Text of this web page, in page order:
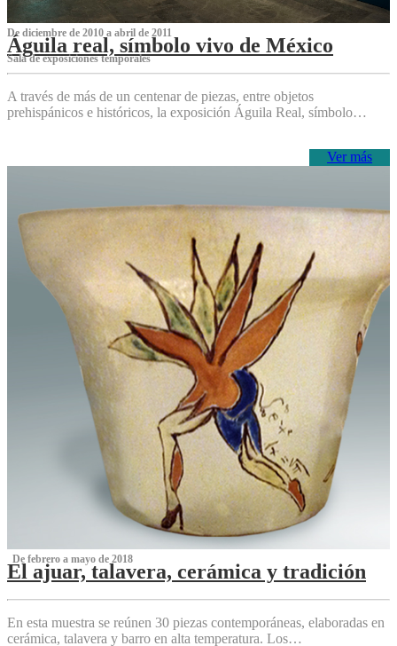
De diciembre de 2010 a abril de 2011
Águila real, símbolo vivo de México
Sala de exposiciones temporales
A través de más de un centenar de piezas, entre objetos
prehispánicos e históricos, la exposición Águila Real, símbolo…
Ver más
‌ De febrero a mayo de 2018
El ajuar, talavera, cerámica y tradición
‌
En esta muestra se reúnen 30 piezas contemporáneas, elaboradas en
cerámica, talavera y barro en alta temperatura. Los…